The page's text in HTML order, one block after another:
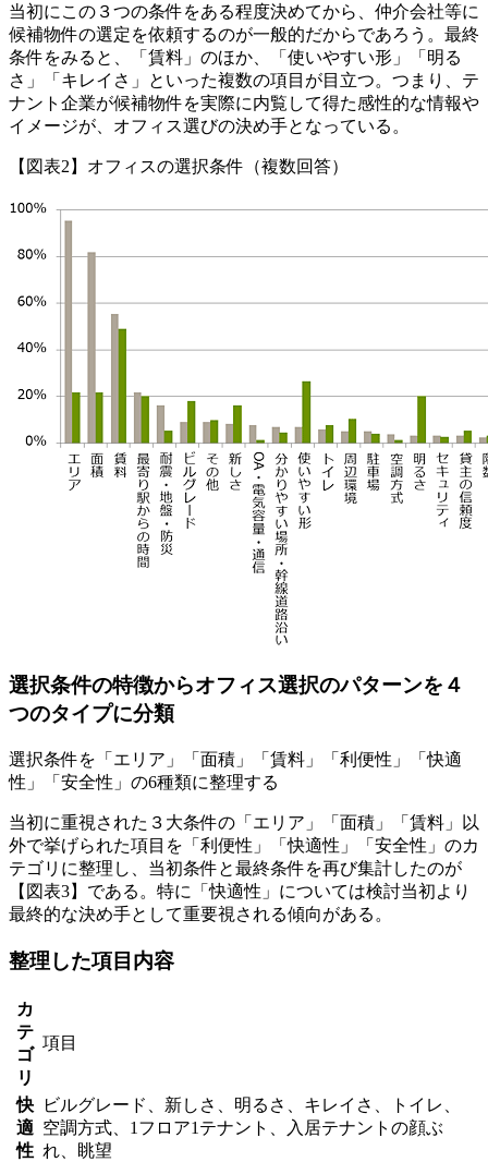
当初にこの３つの条件をある程度決めてから、仲介会社等に
候補物件の選定を依頼するのが一般的だからであろう。最終
条件をみると、「賃料」のほか、「使いやすい形」「明る
さ」「キレイさ」といった複数の項目が目立つ。つまり、テ
ナント企業が候補物件を実際に内覧して得た感性的な情報や
イメージが、オフィス選びの決め手となっている。
【図表2】オフィスの選択条件（複数回答）
選択条件の特徴からオフィス選択のパターンを４
つのタイプに分類
選択条件を「エリア」「面積」「賃料」「利便性」「快適
性」「安全性」の6種類に整理する
当初に重視された３大条件の「エリア」「面積」「賃料」以
外で挙げられた項目を「利便性」「快適性」「安全性」のカ
テゴリに整理し、当初条件と最終条件を再び集計したのが
【図表3】である。特に「快適性」については検討当初より
最終的な決め手として重要視される傾向がある。
整理した項目内容
カ
テ
ゴ
リ
項目
快
適
性
ビルグレード、新しさ、明るさ、キレイさ、トイレ、
空調方式、1フロア1テナント、入居テナントの顔ぶ
れ、眺望